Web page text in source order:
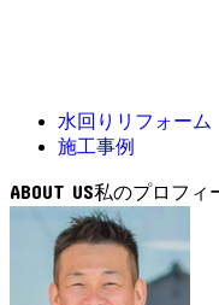
水回りリフォーム
施工事例
ABOUT US